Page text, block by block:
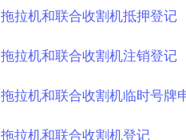
拖拉机和联合收割机抵押登记
拖拉机和联合收割机注销登记
拖拉机和联合收割机临时号牌
拖拉机和联合收割机登记